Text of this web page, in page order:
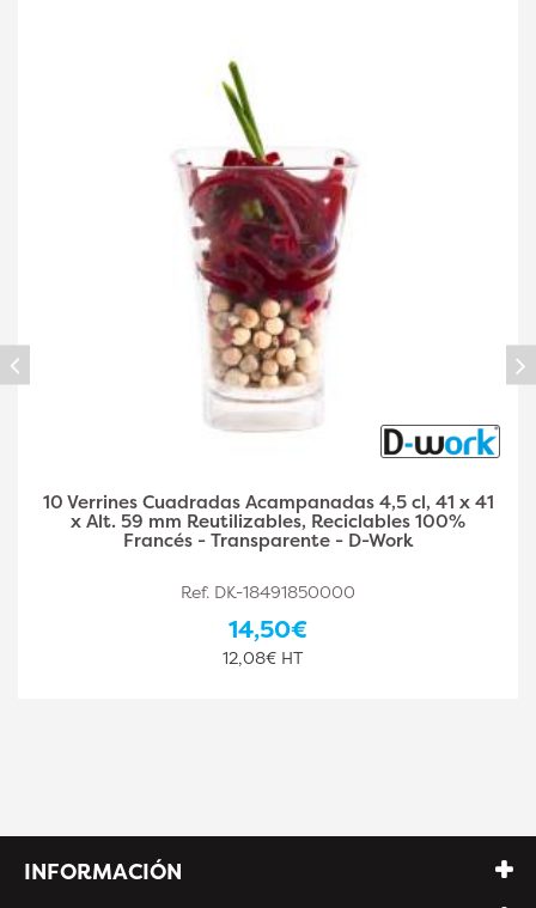
40 Verrines Cuadrados Biselados 5 cl 50 x 50 x Alt.
45 mm Reutilizables, Reciclables 100% Francés -
Transparente - D-Work
Ref. DK-18491850001
18,90€
15,75€ HT
INFORMACIÓN